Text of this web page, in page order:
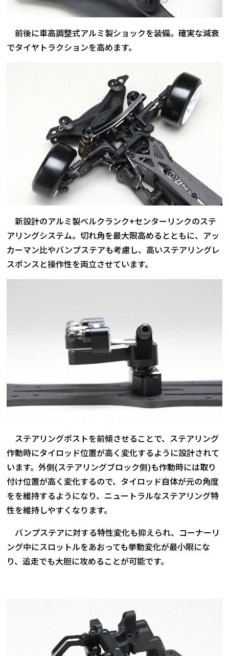
前後に車高調整式アルミ製ショックを装備。確実な減衰
でタイヤトラクションを高めます。
新設計のアルミ製ベルクランク+センターリンクのステ
アリングシステム。切れ角を最大限高めるとともに、アッ
カーマン比やバンプステアも考慮し、高いステアリングレ
スポンスと操作性を両立させています。
ステアリングポストを前傾させることで、ステアリング
作動時にタイロッド位置が高く変化するように設計されて
います。外側(ステアリングブロック側)も作動時には取り
付け位置が高く変化するので、タイロッド自体が元の角度
をを維持するようになり、ニュートラルなステアリング特
性を維持しやすくなります。
バンプステアに対する特性変化も抑えられ、コーナーリ
ング中にスロットルをあおっても挙動変化が最小限にな
り、追走でも大胆に攻めることが可能です。